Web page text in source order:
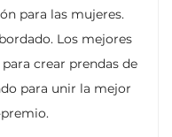
para las mujeres.
Los mejores
crear prendas de
para unir la mejor